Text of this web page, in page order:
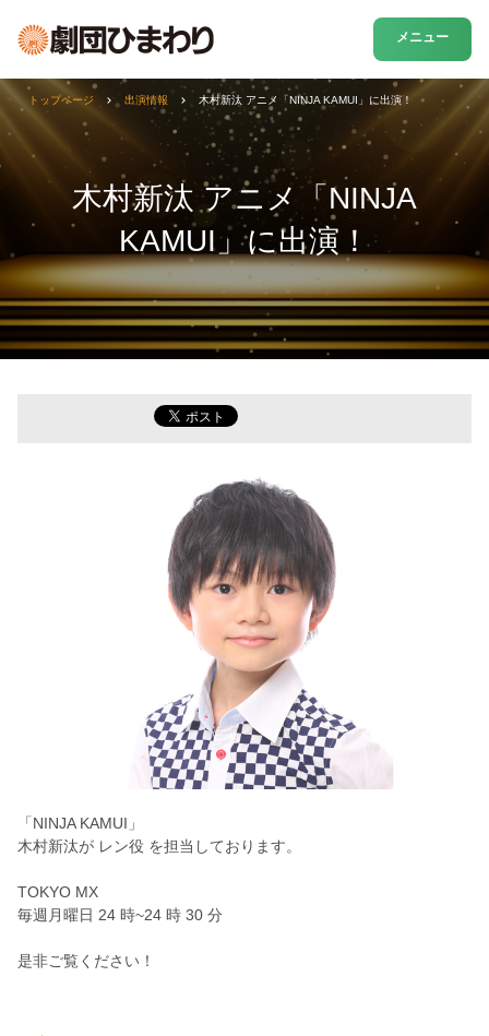
メニュー
木村新汰 アニメ「NINJA
KAMUI」に出演！
トップページ 出演情報 木村新汰 アニメ「NINJA KAMUI」に出演！
「NINJA KAMUI」
木村新汰が レン役 を担当しております。
TOKYO MX
毎週月曜日 24 時~24 時 30 分
是非ご覧ください！